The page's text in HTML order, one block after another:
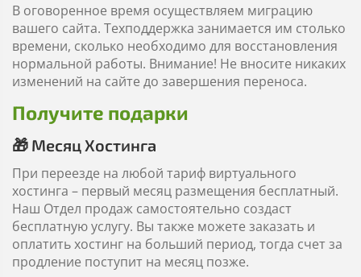
В оговоренное время осуществляем миграцию
вашего сайта. Техподдержка занимается им столько
времени, сколько необходимо для восстановления
нормальной работы. Внимание! Не вносите никаких
изменений на сайте до завершения переноса.
Получите подарки
🎁 Месяц Хостинга
При переезде на любой тариф виртуального
хостинга – первый месяц размещения бесплатный.
Наш Отдел продаж самостоятельно создаст
бесплатную услугу. Вы также можете заказать и
оплатить хостинг на больший период, тогда счет за
продление поступит на месяц позже.